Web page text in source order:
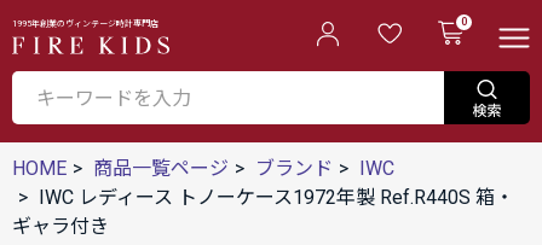
1995年創業のヴィンテージ時計専門店 0
HOME 商品一覧ページ ブランド
IWC
IWC レディース トノーケース1972年製 Ref.R440S 箱・
ギャラ付き